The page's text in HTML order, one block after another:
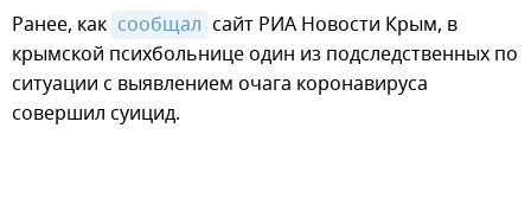
Ранее, как сообщал сайт РИА Новости Крым, в
крымской психбольнице один из подследственных по
ситуации с выявлением очага коронавируса
совершил суицид.